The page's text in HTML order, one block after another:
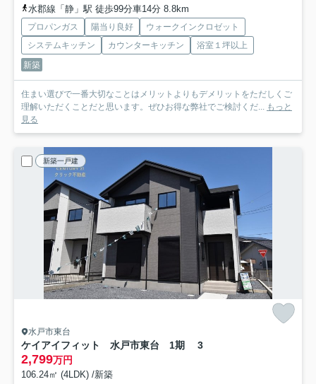
水郡線「静」駅 徒歩99分車14分 8.8km
プロパンガス 陽当り良好
ウォークインクロゼット
システムキッチン
カウンターキッチン
浴室１坪以上
新築
住まい選びで一番大切なことはメリットよりもデメリットをただしくご
理解いただくことだと思います。ぜひお得な弊社でご検討くだ... もっと
見る
新築一戸建
水戸市東台
ケイアイフィット 水戸市東台 1期 3
2,799万円
106.24㎡ (4LDK) /新築